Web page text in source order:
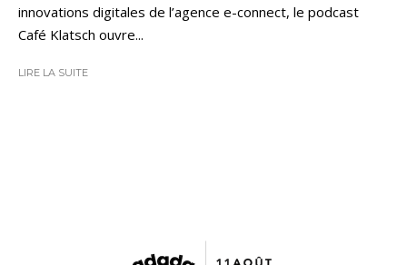
innovations digitales de l’agence e-connect, le podcast
Café Klatsch ouvre...
LIRE LA SUITE